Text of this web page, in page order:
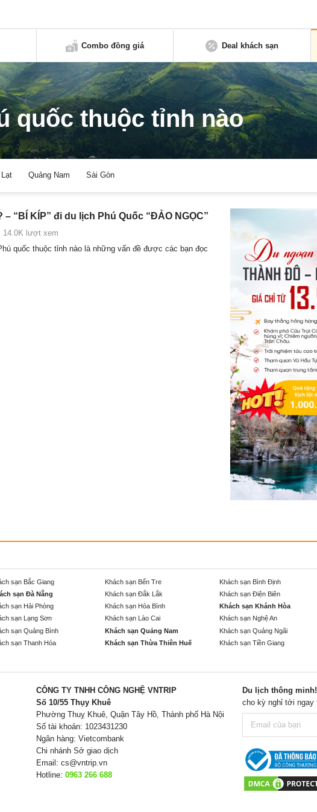
Combo đồng giá Deal khách sạn
quốc thuộc tỉnh nào
Quảng Nam Sài Gòn
“BÍ KÍP” đi du lịch Phú Quốc “ĐẢO NGỌC”
14.0K lượt xem
quốc thuộc tỉnh nào là những vấn đề được các bạn đọc
sạn Bắc Giang Khách sạn Bến Tre Khách sạn Bình Định
sạn Đà Nẵng Khách sạn Đắk Lắk Khách sạn Điện Biên
sạn Hải Phòng Khách sạn Hòa Bình Khách sạn Khánh Hòa
sạn Lạng Sơn Khách sạn Lào Cai Khách sạn Nghệ An
sạn Quảng Bình Khách sạn Quảng Nam Khách sạn Quảng Ngãi
sạn Thanh Hóa Khách sạn Thừa Thiên Huế Khách sạn Tiền Giang
CÔNG TY TNHH CÔNG NGHỆ VNTRIP
Số 10/55 Thụy Khuê
Phường Thuỵ Khuê, Quận Tây Hồ, Thành phố Hà Nội
Số tài khoản: 1023431230
Ngân hàng: Vietcombank
Chi nhánh Sở giao dịch
Email: cs@vntrip.vn
Hotline: 0963 266 688
Du lịch thông minh!
cho kỳ nghỉ tới